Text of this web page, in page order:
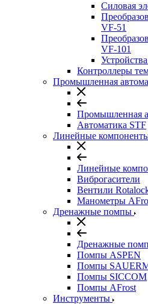
Силовая
VF-51
VF-101
Контроллеры
Промышленная
Промышленная
Автоматика STF
Линейные
Линейные
Виброгасители
Вентили
Манометры
Дренажные помпы
Дренажные
Помпы ASPEN
Помпы
Помпы SICCOM
Помпы AFrost
Инструменты